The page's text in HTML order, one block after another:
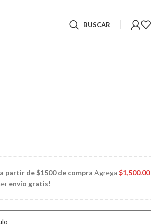
BUSCAR
partir de $1500 de compra Agrega$1,500.00
envío gratis!